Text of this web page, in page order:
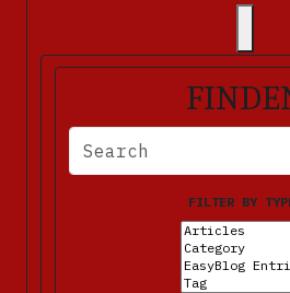
BITTE FÜLLEN SIE DIE
FILTER BY